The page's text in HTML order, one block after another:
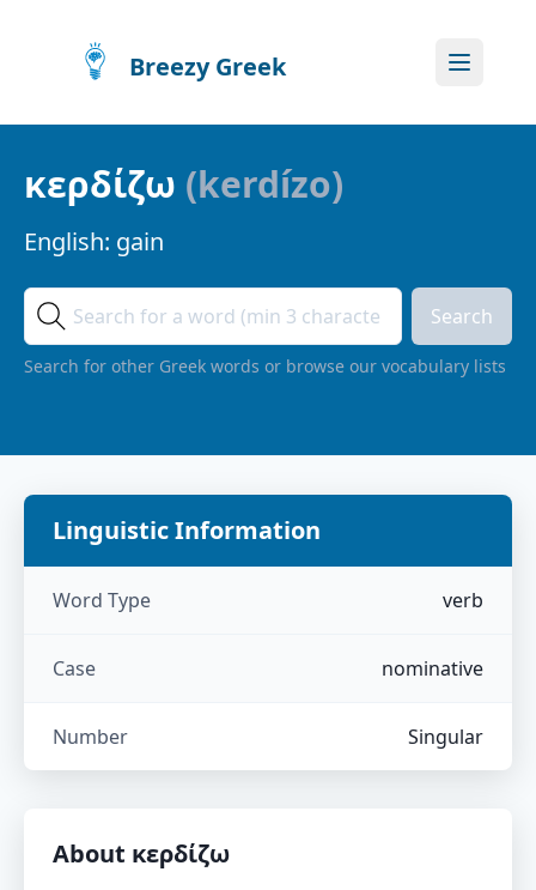
Breezy Greek
κερδίζω (kerdízo)
English: gain
Search
Search for other Greek words or browse our vocabulary lists
Linguistic Information
Word Type verb
Case nominative
Number Singular
About κερδίζω